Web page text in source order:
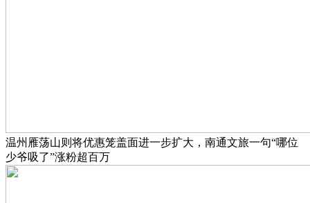
温州雁荡山则将优惠笼盖面进一步扩大，南通文旅一句“哪位
少爷吸了”涨粉超百万